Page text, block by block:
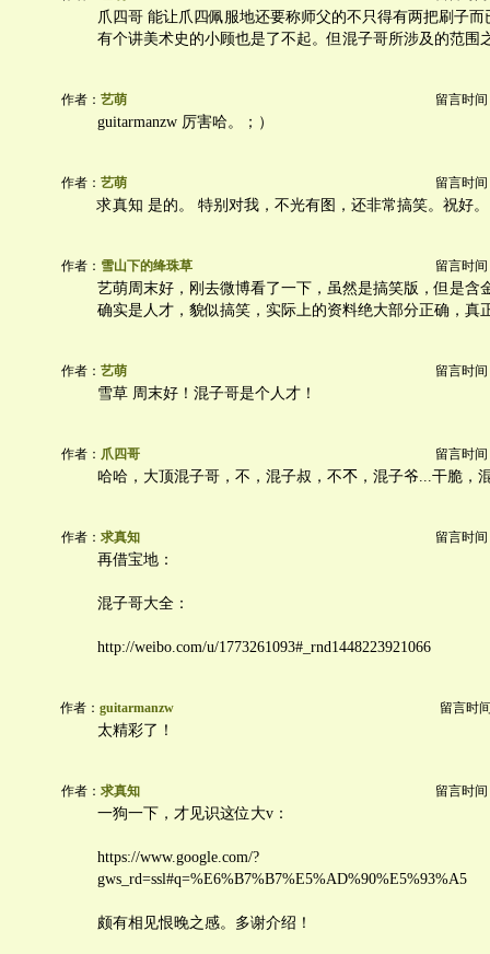
爪四哥 能让爪四佩服地还要称师父的不只得有两把刷子而
有个讲美术史的小顾也是了不起。但混子哥所涉及的范围
作者： 艺萌 留言时间
guitarmanzw 厉害哈。；）
作者： 艺萌 留言时间
求真知 是的。 特别对我，不光有图，还非常搞笑。祝好。
作者： 雪山下的绛珠草 留言时间
艺萌周末好，刚去微博看了一下，虽然是搞笑版，但是含
确实是人才，貌似搞笑，实际上的资料绝大部分正确，真
作者： 艺萌 留言时间
雪草 周末好！混子哥是个人才！
作者： 爪四哥 留言时间
哈哈，大顶混子哥，不，混子叔，不𣎴，混子爷...干脆，
作者： 求真知 留言时间
再借宝地：
混子哥大全：
http://weibo.com/u/1773261093#_rnd1448223921066
作者： guitarmanzw 留言时
太精彩了！
作者： 求真知 留言时间
一狗一下，才见识这位大v：
https://www.google.com/?
gws_rd=ssl#q=%E6%B7%B7%E5%AD%90%E5%93%A5
颇有相见恨晚之感。多谢介绍！